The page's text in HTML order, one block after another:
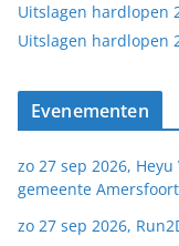
Uitslagen hardlopen
Uitslagen hardlopen
Evenementen
zo 27 sep 2026,
gemeente Amersfoort
zo 27 sep 2026,